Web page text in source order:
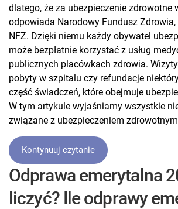
dlatego, że za ubezpieczenie zdrowotne
odpowiada Narodowy Fundusz
NFZ. Dzięki niemu każdy obywatel
może bezpłatnie korzystać z usług
publicznych placówkach zdrowia.
pobyty w szpitalu czy refundacje
część świadczeń, które obejmuje
W tym artykule wyjaśniamy wszystkie
związane z ubezpieczeniem
Kontynuuj czytanie
Odprawa emerytalna
liczyć? Ile odprawy